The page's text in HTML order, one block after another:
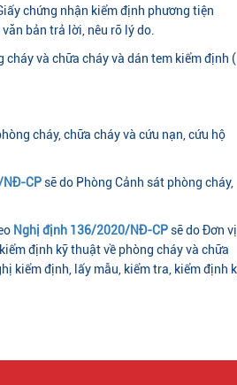
chứng nhận kiểm định phương tiện
bản trả lời, nêu rõ lý do.
và chữa cháy và dán tem kiểm định (
cháy, chữa cháy và cứu nạn, cứu hộ
NĐ-CPsẽ do Phòng Cảnh sát phòng cháy,
Nghị định 136/2020/NĐ-CPsẽ do Đơn vị
định kỹ thuật về phòng cháy và chữa
kiểm định, lấy mẫu, kiểm tra, kiểm định